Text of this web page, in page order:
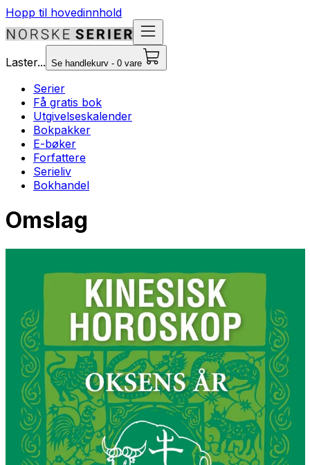
Hopp til hovedinnhold
Laster... Se handlekurv - 0 vare
Serier
Få gratis bok
Utgivelseskalender
Bokpakker
E-bøker
Forfattere
Serieliv
Bokhandel
Omslag